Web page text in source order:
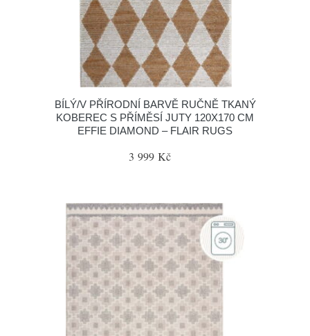
BÍLÝ/V PŘÍRODNÍ BARVĚ RUČNĚ TKANÝ
KOBEREC S PŘÍMĚSÍ JUTY 120X170 CM
EFFIE DIAMOND – FLAIR RUGS
3 999 Kč